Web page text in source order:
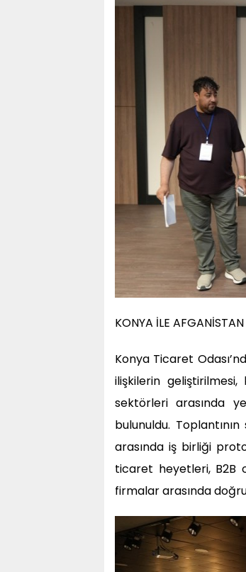
KONYA İLE
Konya Ticaret
ilişkilerin geliştirilmesi,
sektörleri arasında
bulunuldu.
arasında iş birliği
ticaret heyetleri, B2B
firmalar arasında